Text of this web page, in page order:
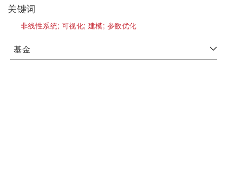
关键词
非线性系统; 可视化;建模; 参数优化
基金